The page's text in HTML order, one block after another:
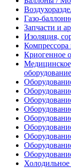
Газо-
Запчасти и
Изоляция,
Компрессора
Криогенное
оборудование